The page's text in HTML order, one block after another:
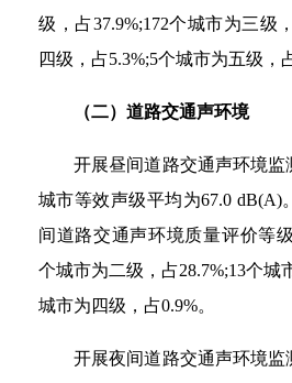
级，占37.9%;172个城市为三级
四级，占5.3%;5个城市为五级，
（二）道路交通声环境
开展昼间道路交通声环境监
城市等效声级平均为67.0 dB(A)
间道路交通声环境质量评价等
个城市为二级，占28.7%;13个城
城市为四级，占0.9%。
开展夜间道路交通声环境监